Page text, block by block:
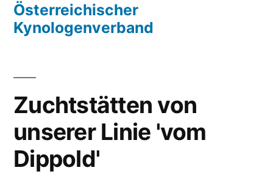
Österreichischer
Kynologenverband
Zuchtstätten von
unserer Linie 'vom
Dippold'